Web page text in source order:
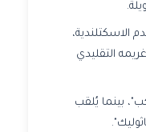
الاسكتلندية،
التقليدي
بينما يُلقب